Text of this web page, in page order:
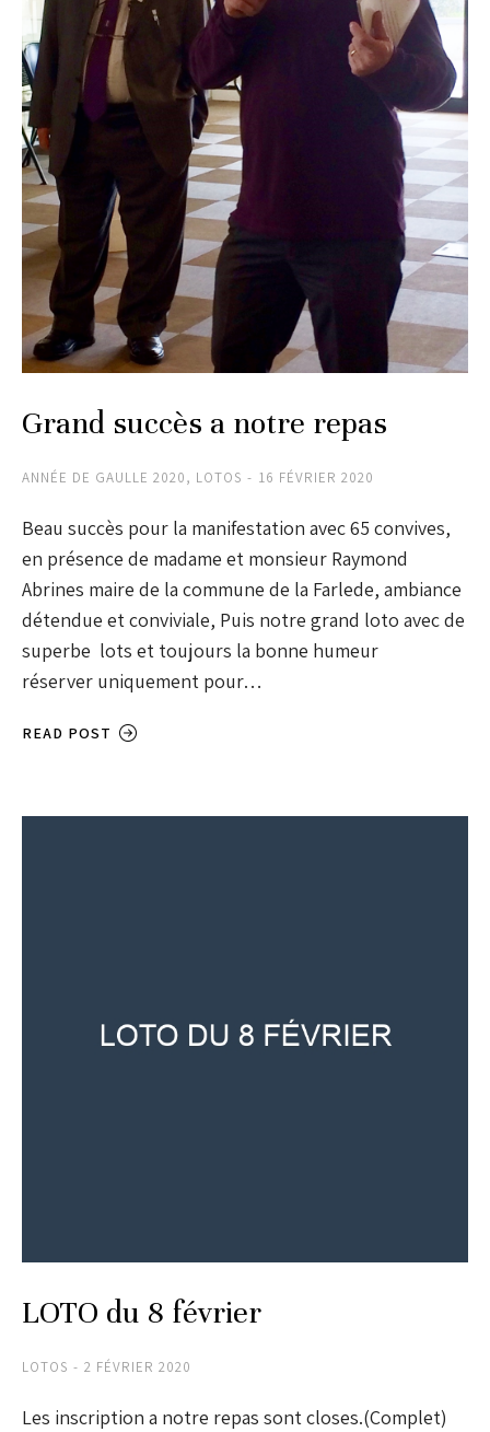
Grand succès a notre repas
ANNÉE DE GAULLE 2020, LOTOS 16 FÉVRIER 2020
Beau succès pour la manifestation avec 65 convives,
en présence de madame et monsieur Raymond
Abrines maire de la commune de la Farlede, ambiance
détendue et conviviale, Puis notre grand loto avec de
superbe lots et toujours la bonne humeur
réserver uniquement pour…
READ POST
LOTO du 8 février
LOTOS 2 FÉVRIER 2020
Les inscription a notre repas sont closes.(Complet)